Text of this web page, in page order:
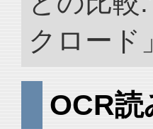
クロード
OCR読